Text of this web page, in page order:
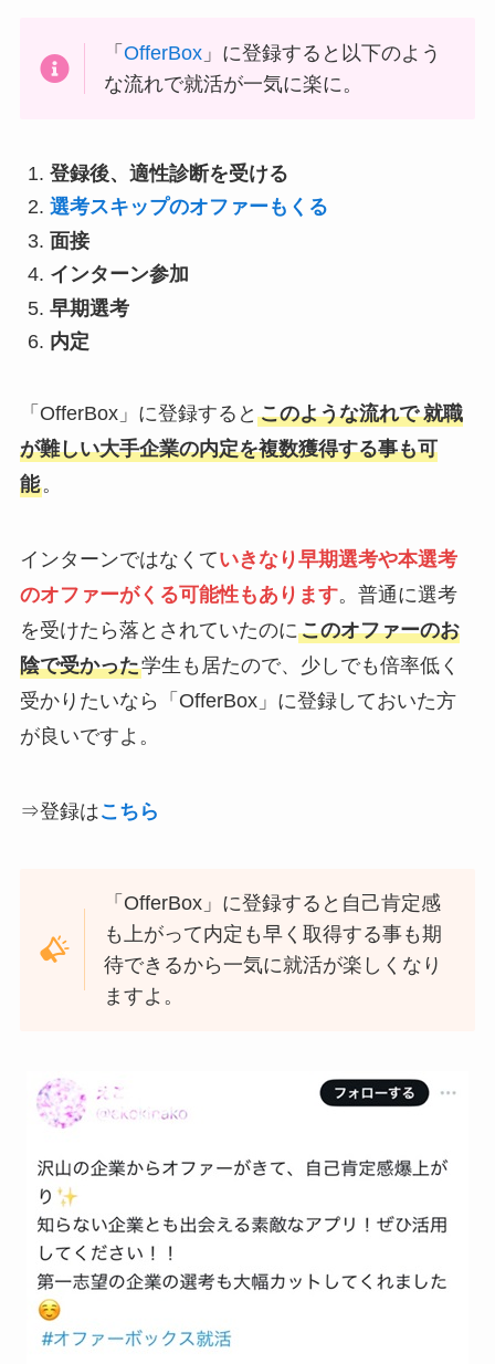
「OfferBox 」に登録すると以下のよう
な流れで就活が一気に楽に。
登録後、適性診断を受ける
選考スキップのオファーもくる
面接
インターン参加
早期選考
内定
「OfferBox」に登録すると このような流れで 就職
が難しい大手企業の内定を複数獲得する事も可
能。
インターンではなくていきなり早期選考や本選考
のオファーがくる可能性もあります。普通に選考
を受けたら落とされていたのにこのオファーのお
陰で受かった学生も居たので、少しでも倍率低く
受かりたいなら「OfferBox」に登録しておいた方
が良いですよ。
⇒登録はこちら
「OfferBox」に登録すると自己肯定感
も上がって内定も早く取得する事も期
待できるから一気に就活が楽しくなり
ますよ。